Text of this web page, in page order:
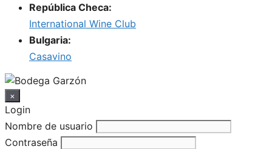
República Checa:
International Wine Club
Bulgaria:
Casavino
×
Login
Nombre de usuario
Contraseña